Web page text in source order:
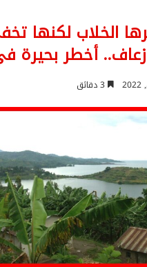
الخلاب لكنها
أخطر بحيرة